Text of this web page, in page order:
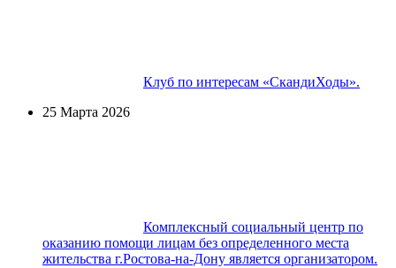
Клуб по интересам «СкандиХоды».
25 Марта 2026
Комплексный социальный центр по
оказанию помощи лицам без определенного места
жительства г.Ростова-на-Дону является организатором.